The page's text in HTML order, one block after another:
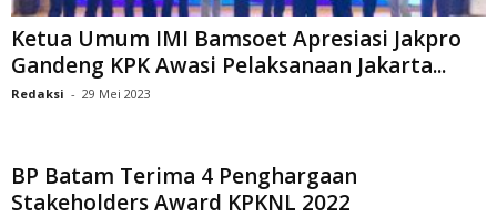
Ketua Umum IMI Bamsoet Apresiasi Jakpro
Gandeng KPK Awasi Pelaksanaan Jakarta...
Redaksi - 29 Mei 2023
BP Batam Terima 4 Penghargaan
Stakeholders Award KPKNL 2022